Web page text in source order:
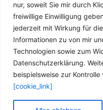
nur, soweit Sie mir durch
freiwillige Einwilligung
jederzeit mit Wirkung für
Informationen zu von mir
Technologien sowie zum
Datenschutzerklärung.
beispielsweise zur
[cookie_link]
Copyright © 2026
für: SMART BMW